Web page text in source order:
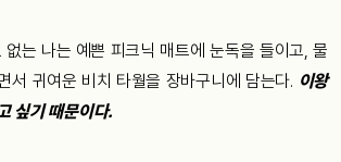
는 나는 예쁜 피크닉 매트에 눈독을 들이고, 물
서 귀여운 비치 타월을 장바구니에 담는다. 이왕
싶기 때문이다.